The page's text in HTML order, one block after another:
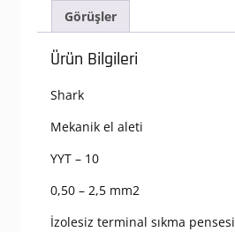
Görüşler
Ürün Bilgileri
Shark
Mekanik el aleti
YYT – 10
0,50 – 2,5 mm2
İzolesiz terminal sıkma pensesi